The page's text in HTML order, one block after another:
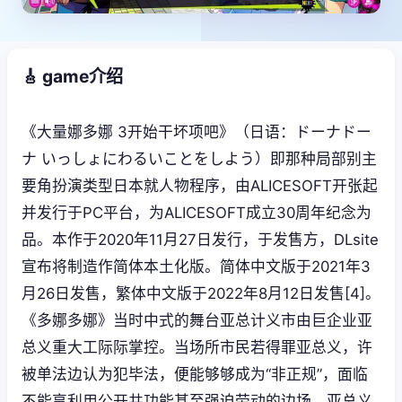
🎸 game介绍
《大量娜多娜 3开始干坏项吧》（日语：ドーナドー
ナ いっしょにわるいことをしよう）即那种局部别主
要角扮演类型日本就人物程序，由ALICESOFT开张起
并发行于PC平台，为ALICESOFT成立30周年纪念为
品。本作于2020年11月27日发行，于发售方，DLsite
宣布将制造作简体本土化版。简体中文版于2021年3
月26日发售，繁体中文版于2022年8月12日发售[4]。
《多娜多娜》当时中式的舞台亚总计义市由巨企业亚
总义重大工际际掌控。当场所市民若得罪亚总义，许
被单法边认为犯毕法，便能够够成为“非正规”，面临